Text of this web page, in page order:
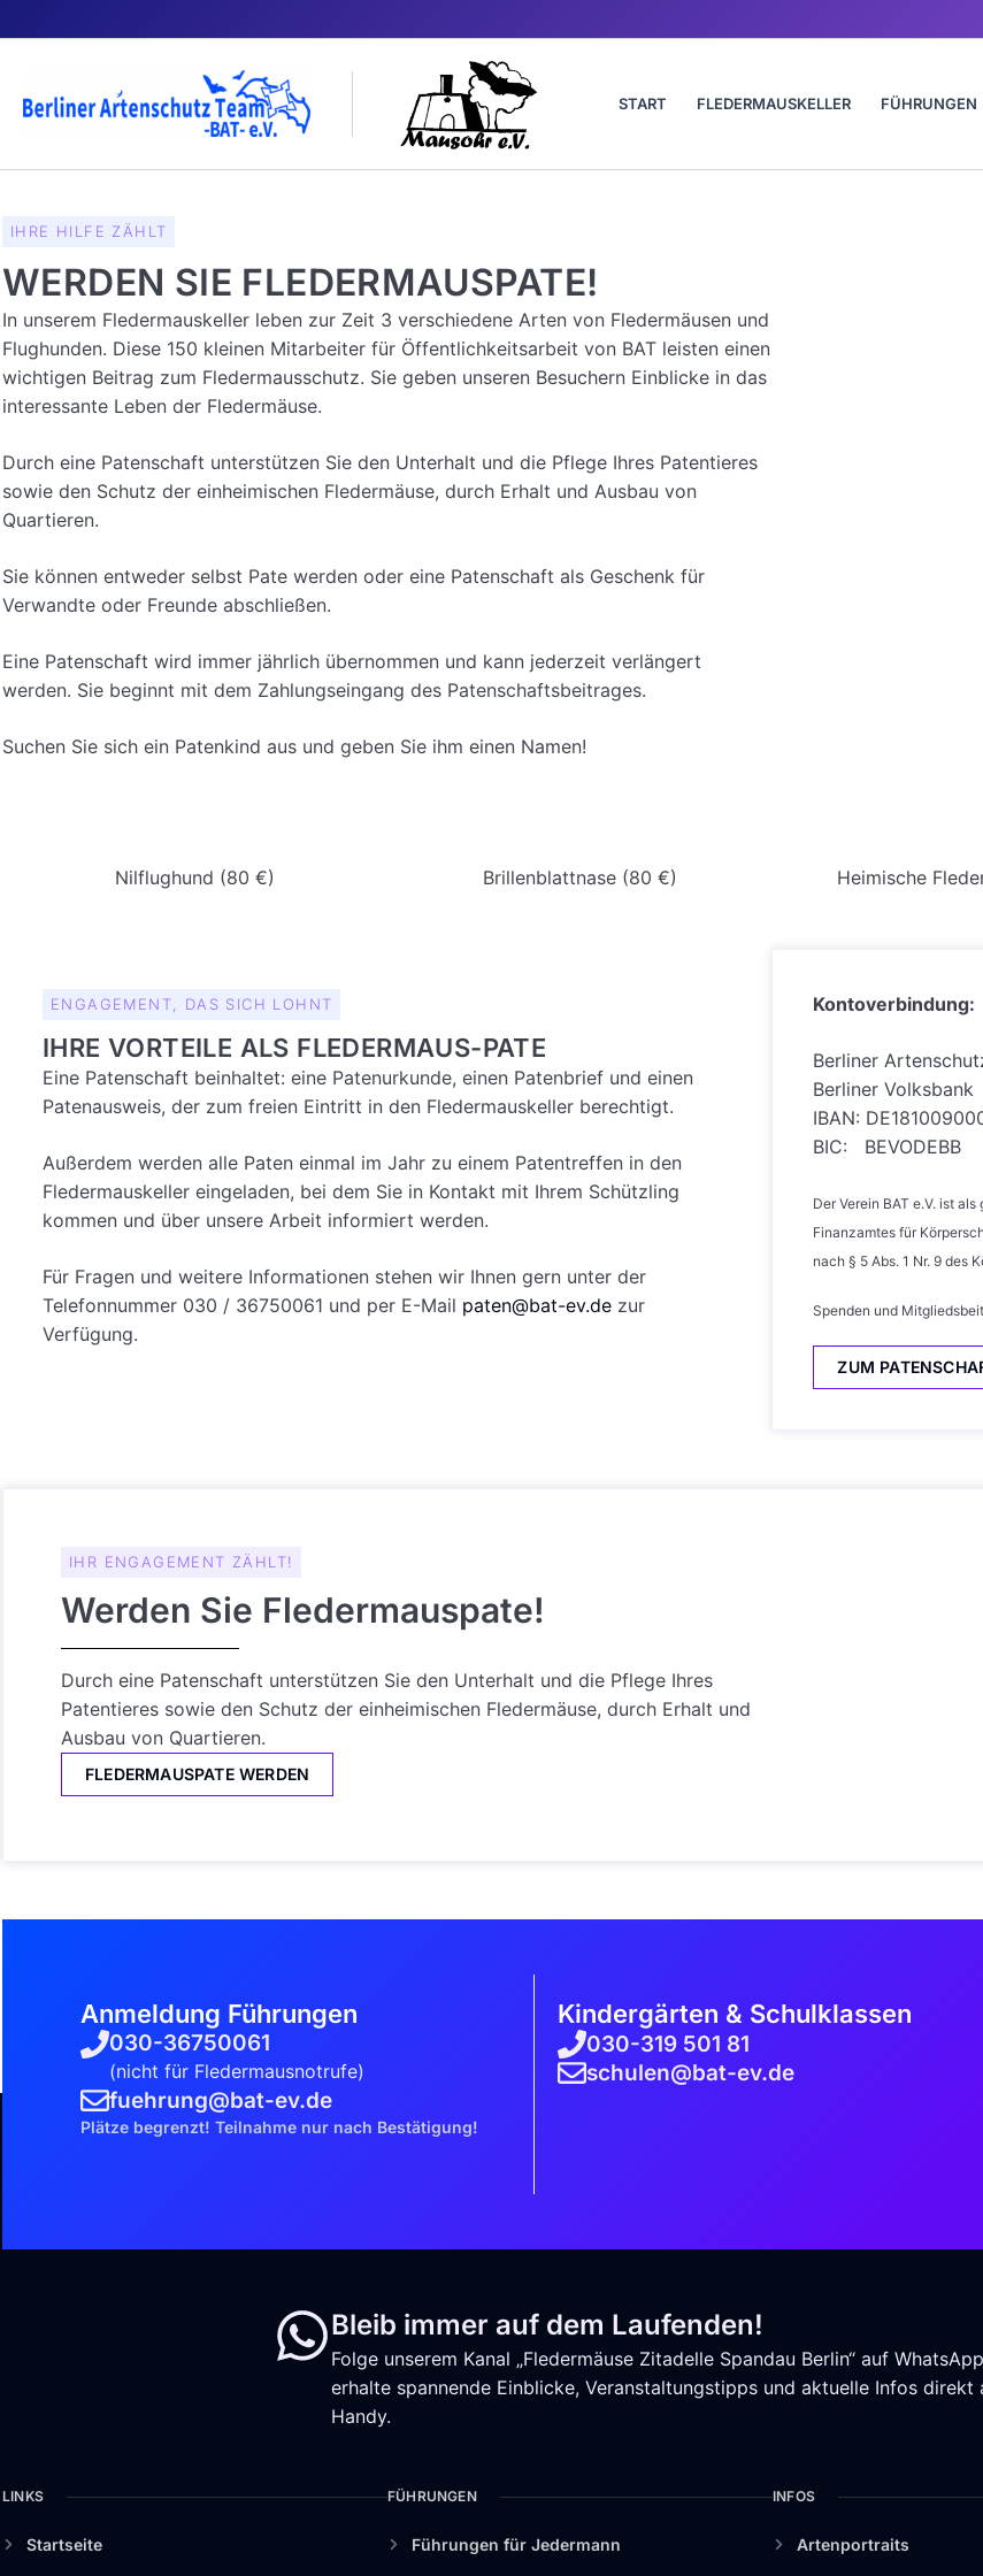
Inhalt
START FLEDERMAUSKELLER FÜHRUNGEN
IHRE HILFE ZÄHLT
WERDEN SIE FLEDERMAUSPATE!
In unserem Fledermauskeller leben zur Zeit 3 verschiedene Arten von Fledermäusen und
Flughunden. Diese 150 kleinen Mitarbeiter für Öffentlichkeitsarbeit von BAT leisten einen
wichtigen Beitrag zum Fledermausschutz. Sie geben unseren Besuchern Einblicke in das
interessante Leben der Fledermäuse.
Durch eine Patenschaft unterstützen Sie den Unterhalt und die Pflege Ihres Patentieres
sowie den Schutz der einheimischen Fledermäuse, durch Erhalt und Ausbau von
Quartieren.
Sie können entweder selbst Pate werden oder eine Patenschaft als Geschenk für
Verwandte oder Freunde abschließen.
Eine Patenschaft wird immer jährlich übernommen und kann jederzeit verlängert
werden. Sie beginnt mit dem Zahlungseingang des Patenschaftsbeitrages.
Suchen Sie sich ein Patenkind aus und geben Sie ihm einen Namen!
Nilflughund (80 €) Brillenblattnase (80 €) Heimische
ENGAGEMENT, DAS SICH LOHNT
IHRE VORTEILE ALS FLEDERMAUS-PATE
Eine Patenschaft beinhaltet: eine Patenurkunde, einen Patenbrief und einen
Patenausweis, der zum freien Eintritt in den Fledermauskeller berechtigt.
Außerdem werden alle Paten einmal im Jahr zu einem Patentreffen in den
Fledermauskeller eingeladen, bei dem Sie in Kontakt mit Ihrem Schützling
kommen und über unsere Arbeit informiert werden.
Für Fragen und weitere Informationen stehen wir Ihnen gern unter der
Telefonnummer 030 / 36750061 und per E-Mail paten@bat-ev.de zur
Verfügung.
Kontoverbindung:
Berliner
Berliner Volksbank
IBAN:
BIC: BEVODEBB
Der Verein BAT e.V. ist
Finanzamtes für
nach § 5 Abs. 1 Nr. 9 des
Spenden und
ZUM
IHR ENGAGEMENT ZÄHLT!
Werden Sie Fledermauspate!
Durch eine Patenschaft unterstützen Sie den Unterhalt und die Pflege Ihres
Patentieres sowie den Schutz der einheimischen Fledermäuse, durch Erhalt und
Ausbau von Quartieren.
FLEDERMAUSPATE WERDEN
Anmeldung Führungen
030-36750061
(nicht für Fledermausnotrufe)
fuehrung@bat-ev.de
Plätze begrenzt! Teilnahme nur nach Bestätigung!
Kindergärten & Schulklassen
030-319 501 81
schulen@bat-ev.de
Bleib immer auf dem Laufenden!
Folge unserem Kanal „Fledermäuse Zitadelle Spandau Berlin“ auf
erhalte spannende Einblicke, Veranstaltungstipps und aktuelle Infos direkt
Handy.
LINKS
Startseite
FÜHRUNGEN
Führungen für Jedermann
INFOS
Artenportraits